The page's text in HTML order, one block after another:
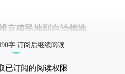
京殖民地到自治领地
字 订阅后继续阅读
已订阅的阅读权限